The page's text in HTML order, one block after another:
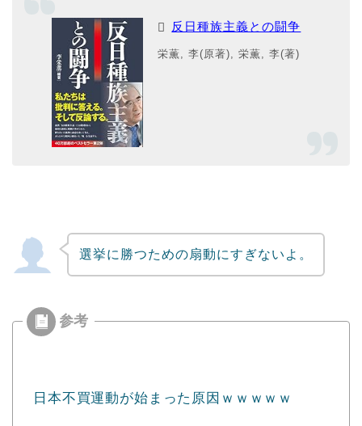
反日種族主義との闘争
栄薫, 李(原著), 栄薫, 李(著)
選挙に勝つための扇動にすぎないよ。
日本不買運動が始まった原因ｗｗｗｗｗ